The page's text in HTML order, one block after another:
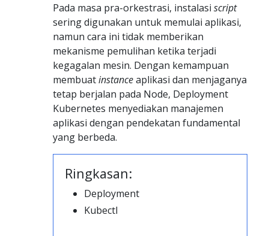
Pada masa pra-orkestrasi, instalasi script
sering digunakan untuk memulai aplikasi,
namun cara ini tidak memberikan
mekanisme pemulihan ketika terjadi
kegagalan mesin. Dengan kemampuan
membuatinstanceaplikasi dan menjaganya
tetap berjalan pada Node, Deployment
Kubernetes menyediakan manajemen
aplikasi dengan pendekatan fundamental
yang berbeda.
Ringkasan:
Deployment
Kubectl